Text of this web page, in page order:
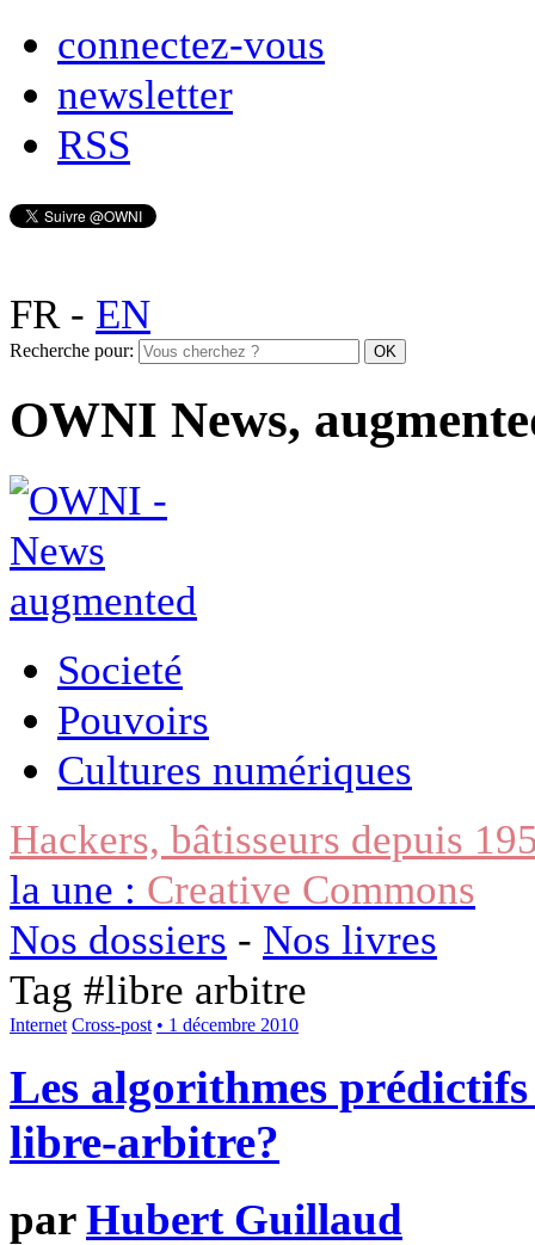
connectez-vous
newsletter
RSS
FR- EN
Recherche pour:
OWNI News,
Societé
Pouvoirs
Cultures numériques
Hackers, bâtisseurs depuis
la une : Creative Commons
Nos dossiers - Nos livres
Tag #libre arbitre
Internet Cross-post • 1 décembre 2010
Les algorithmes
libre-arbitre?
parHubert Guillaud